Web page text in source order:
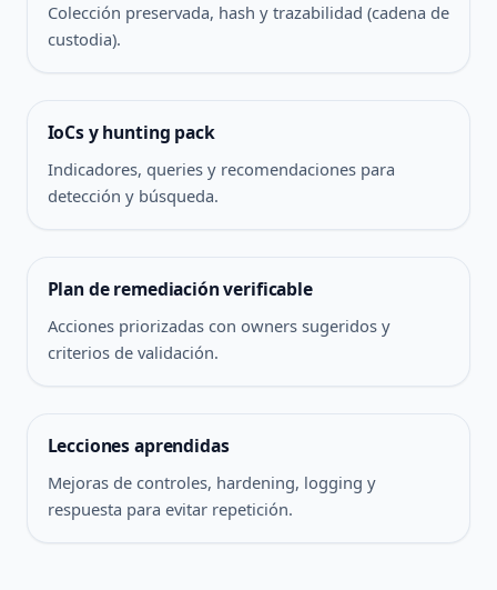
Colección preservada, hash y trazabilidad (cadena de
custodia).
IoCs y hunting pack
Indicadores, queries y recomendaciones para
detección y búsqueda.
Plan de remediación verificable
Acciones priorizadas con owners sugeridos y
criterios de validación.
Lecciones aprendidas
Mejoras de controles, hardening, logging y
respuesta para evitar repetición.